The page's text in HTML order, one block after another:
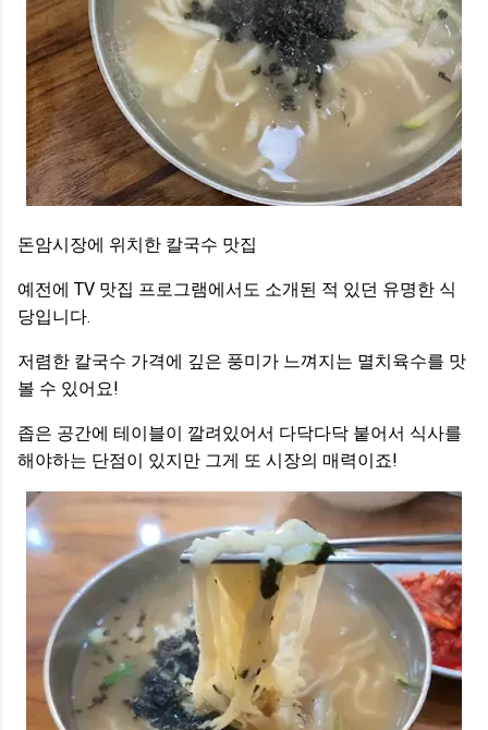
돈암시장에 위치한 칼국수 맛집
예전에 TV 맛집 프로그램에서도 소개된 적 있던 유명한 식
당입니다.
저렴한 칼국수 가격에 깊은 풍미가 느껴지는 멸치육수를 맛
볼 수 있어요!
좁은 공간에 테이블이 깔려있어서 다닥다닥 붙어서 식사를
해야하는 단점이 있지만 그게 또 시장의 매력이죠!